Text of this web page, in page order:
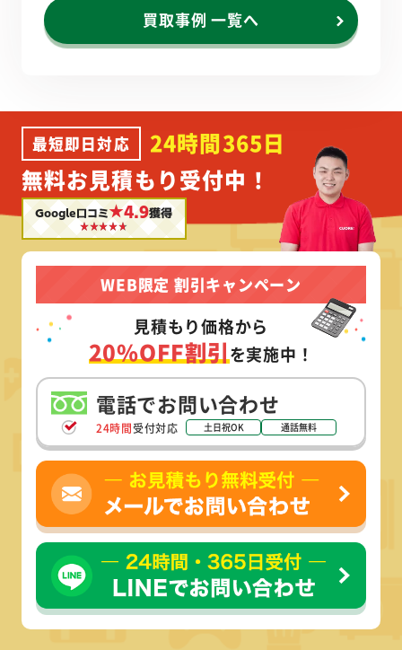
買取事例 一覧へ
最短即日対応
24時間365日
無料お見積もり受付中！
Google口コミ★4.9獲得
WEB限定 割引キャンペーン
見積もり価格から
20%OFF割引を実施中！
電話でお問い合わせ
24時間受付対応 土日祝OK 通話無料